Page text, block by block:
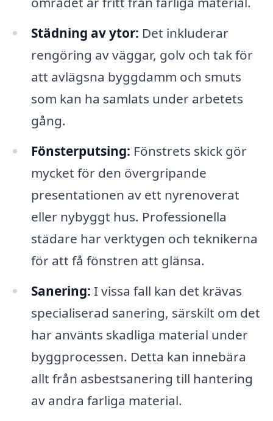
Städning av ytor: Det inkluderar
rengöring av väggar, golv och tak för
att avlägsna byggdamm och smuts
som kan ha samlats under arbetets
gång.
Fönsterputsing: Fönstrets skick gör
mycket för den övergripande
presentationen av ett nyrenoverat
eller nybyggt hus. Professionella
städare har verktygen och teknikerna
för att få fönstren att glänsa.
Sanering: I vissa fall kan det krävas
specialiserad sanering, särskilt om det
har använts skadliga material under
byggprocessen. Detta kan innebära
allt från asbestsanering till hantering
av andra farliga material.